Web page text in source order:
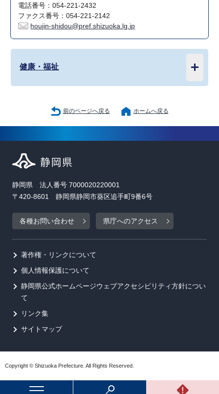
電話番号：054-221-2432
ファクス番号：054-221-2142
houjin-shidou@pref.shizuoka.lg.jp
健康・福祉
前のページへ戻る ホームへ戻る
静岡県 法人番号 7000020220001
〒420-8601 静岡県静岡市葵区追手町9番6号
各種お問い合わせ 県庁へのアクセス
著作権・リンクについて
個人情報保護について
静岡県公式ホームページウェブアクセシビリティ方針につい
て
リンク集
サイトマップ
Copyright © Shizuoka Prefecture. All Rights Reserved.